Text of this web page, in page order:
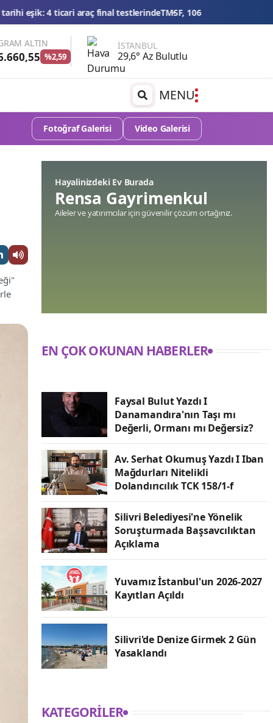
TMSF, 106 aracı ihaleyle satışa sunacak
ALTIN
%2,59
İSTANBUL
29,6° Az Bulutlu
MENU
Fotoğraf Galerisi Video Galerisi
Hayalinizdeki Ev Burada
Rensa Gayrimenkul
Aileler ve yatırımcılar için güvenilir çözüm ortağınız.
EN ÇOK OKUNAN HABERLER
Faysal Bulut Yazdı I
Danamandıra'nın Taşı mı
Değerli, Ormanı mı Değersiz?
Av. Serhat Okumuş Yazdı I Iban
Mağdurları Nitelikli
Dolandırıcılık TCK 158/1-f
Silivri Belediyesi'ne Yönelik
Soruşturmada Başsavcılıktan
Açıklama
Yuvamız İstanbul'un 2026-2027
Kayıtları Açıldı
Silivri'de Denize Girmek 2 Gün
Yasaklandı
KATEGORILER